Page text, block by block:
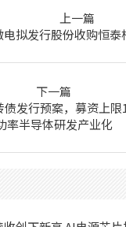
上一篇
电拟发行股份收购恒泰
下一篇
发行预案，募资上限
率半导体研发产业化